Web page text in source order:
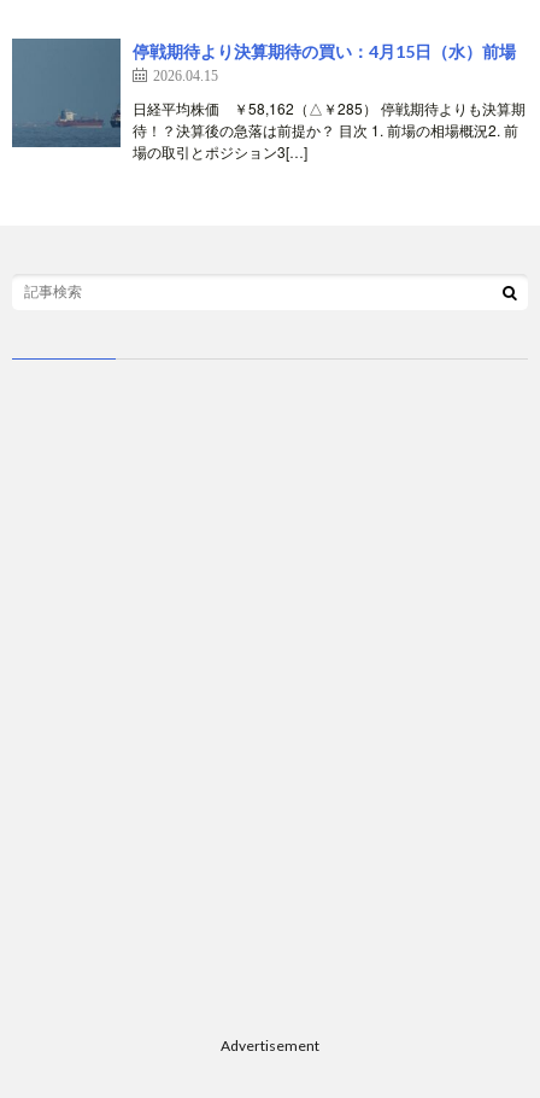
停戦期待より決算期待の買い：4月15日（水）前場
2026.04.15
日経平均株価 ￥58,162（△￥285） 停戦期待よりも決算期
待！？決算後の急落は前提か？ 目次 1. 前場の相場概況2. 前
場の取引とポジション3[…]
Advertisement